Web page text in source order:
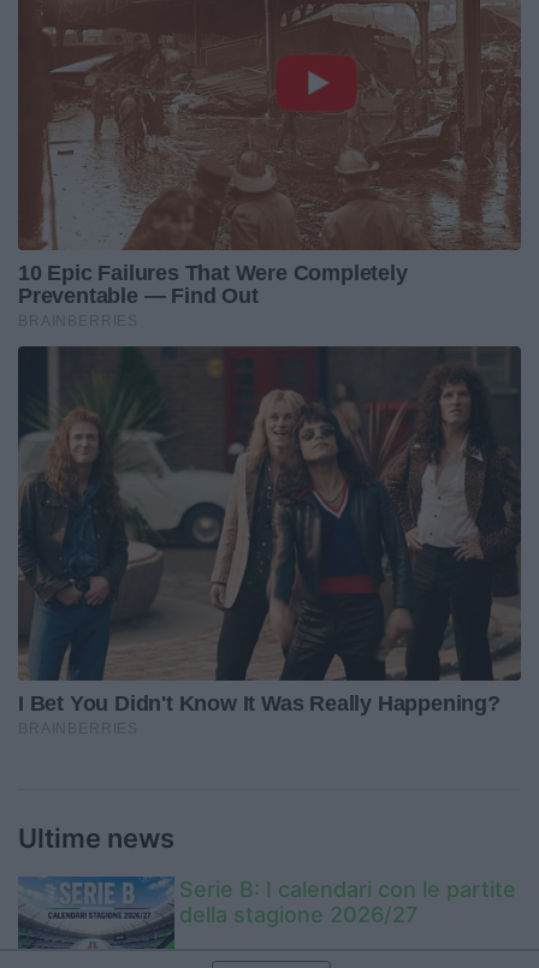
Ultime news
Serie B: I calendari con le partite
della stagione 2026/27